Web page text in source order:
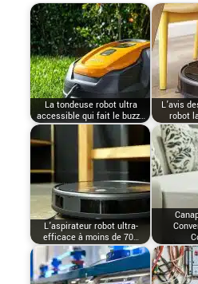
La tondeuse robot ultra
accessible qui fait le buzz…
L’avis
robot
L’aspirateur robot ultra-
efficace à moins de 70…